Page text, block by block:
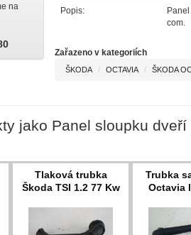
na
Popis:
com.
Zařazeno v kategoriích
ŠKODA OCTAVIA ŠKODA
jako Panel sloupku
Tlaková trubka
Škoda TSI 1.2 77 Kw
Trubka
Octavia